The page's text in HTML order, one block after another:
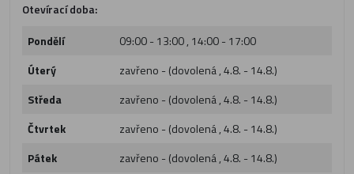
Otevírací doba:
Pondělí
09:00 - 13:00 , 14:00 - 17:00
Úterý
zavřeno - (dovolená , 4.8. - 14.8.)
Středa
zavřeno - (dovolená , 4.8. - 14.8.)
Čtvrtek
zavřeno - (dovolená , 4.8. - 14.8.)
Pátek
zavřeno - (dovolená , 4.8. - 14.8.)